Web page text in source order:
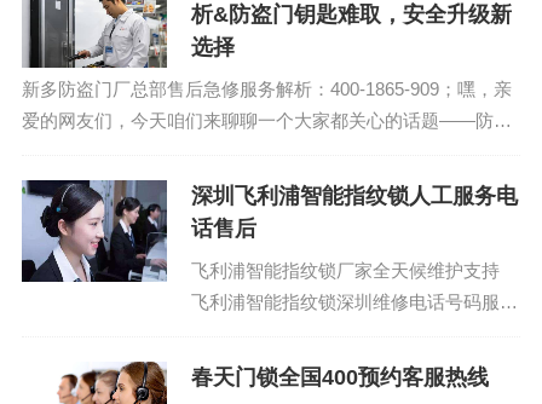
析&防盗门钥匙难取，安全升级新
选择
新多防盗门厂总部售后急修服务解析：400-1865-909；嘿，亲
爱的网友们，今天咱们来聊聊一个大家都关心的话题——防盗
的，就像最近小区里邻居们聚会...
深圳飞利浦智能指纹锁人工服务电
话售后
飞利浦智能指纹锁厂家全天候维护支持
飞利浦智能指纹锁深圳维修电话号码服务
（2）400-1865-909（...
春天门锁全国400预约客服热线